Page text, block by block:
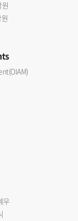
우